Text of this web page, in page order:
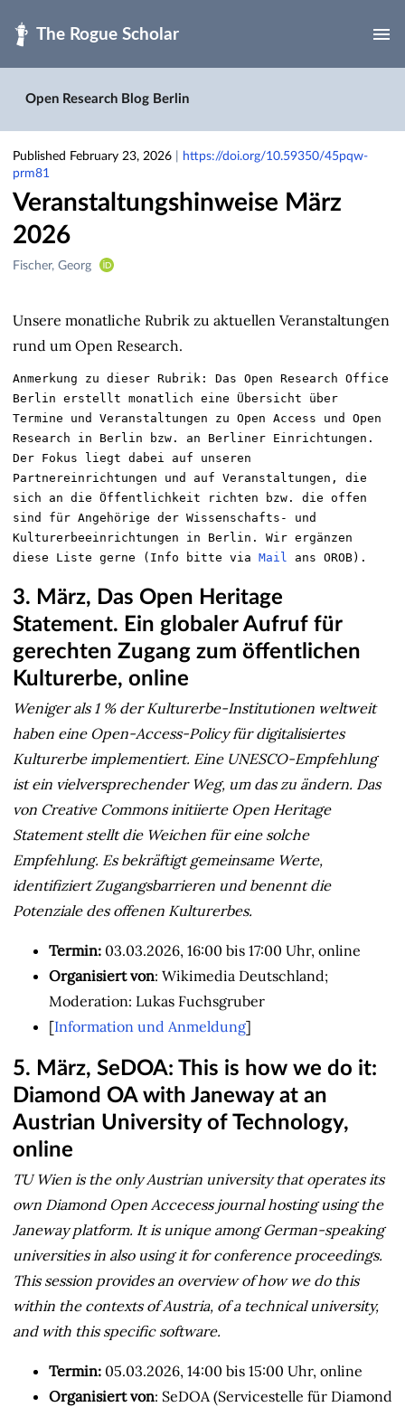
Open Research Blog Berlin
Published February 23, 2026
https://doi.org/10.59350/45pqw-
prm81
Veranstaltungshinweise März
2026
Creators
Fischer, Georg
Unsere monatliche Rubrik zu aktuellen Veranstaltungen
rund um Open Research.
Anmerkung zu dieser Rubrik: Das Open Research Office
Berlin erstellt monatlich eine Übersicht über
Termine und Veranstaltungen zu Open Access und Open
Research in Berlin bzw. an Berliner Einrichtungen.
Der Fokus liegt dabei auf unseren
Partnereinrichtungen und auf Veranstaltungen, die
sich an die Öffentlichkeit richten bzw. die offen
sind für Angehörige der Wissenschafts- und
Kulturerbeeinrichtungen in Berlin. Wir ergänzen
diese Liste gerne (Info bitte via Mail ans OROB).
3. März, Das Open Heritage
Statement. Ein globaler Aufruf für
gerechten Zugang zum öffentlichen
Kulturerbe, online
Weniger als 1 % der Kulturerbe-Institutionen weltweit
haben eine Open-Access-Policy für digitalisiertes
Kulturerbe implementiert. Eine UNESCO-Empfehlung
ist ein vielversprechender Weg, um das zu ändern. Das
von Creative Commons initiierte Open Heritage
Statement stellt die Weichen für eine solche
Empfehlung. Es bekräftigt gemeinsame Werte,
identifiziert Zugangsbarrieren und benennt die
Potenziale des offenen Kulturerbes.
Termin: 03.03.2026, 16:00 bis 17:00 Uhr, online
Organisiert von: Wikimedia Deutschland;
Moderation: Lukas Fuchsgruber
[Information und Anmeldung]
5. März, SeDOA: This is how we do it:
Diamond OA with Janeway at an
Austrian University of Technology,
online
TU Wien is the only Austrian university that operates its
own Diamond Open Accecess journal hosting using the
Janeway platform. It is unique among German-speaking
universities in also using it for conference proceedings.
This session provides an overview of how we do this
within the contexts of Austria, of a technical university,
and with this specific software.
Termin: 05.03.2026, 14:00 bis 15:00 Uhr, online
Organisiert von: SeDOA (Servicestelle für Diamond